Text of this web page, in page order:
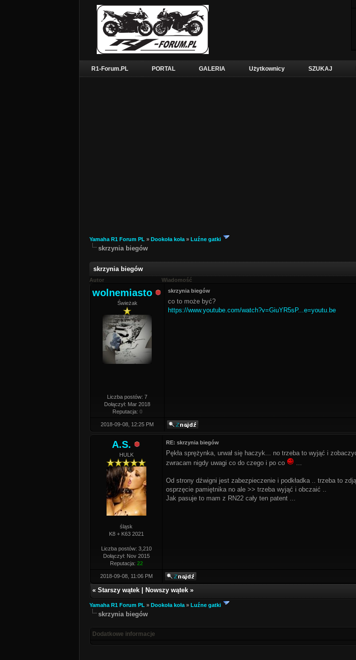
R1-Forum.PL PORTAL GALERIA Użytkownicy SZUKAJ
Yamaha R1 Forum PL » Dookoła koła » Luźne gatki
skrzynia biegów
skrzynia biegów
Autor Wiadomość
wolnemiasto
Świeżak
Liczba postów: 7
Dołączył: Mar 2018
Reputacja: 0
skrzynia biegów
co to może być?
https://www.youtube.com/watch?v=GiuYR5sP...e=youtu.be
2018-09-08, 12:25 PM
A.S.
HULK
śląsk
K8 + K63 2021
Liczba postów: 3,210
Dołączył: Nov 2015
Reputacja: 22
RE: skrzynia biegów
Pękła sprężynka, urwał się haczyk... no trzeba to wyjąć i
zwracam nigdy uwagi co do czego i po co
...
Od strony dźwigni jest zabezpieczenie i podkładka .. trzeba to
osprzęcie pamiętnika no ale >> trzeba wyjąć i obczaić ..
Jak pasuje to mam z RN22 cały ten patent ...
2018-09-08, 11:06 PM
« Starszy wątek Nowszy wątek »
Yamaha R1 Forum PL » Dookoła koła » Luźne gatki
skrzynia biegów
Dodatkowe informacje